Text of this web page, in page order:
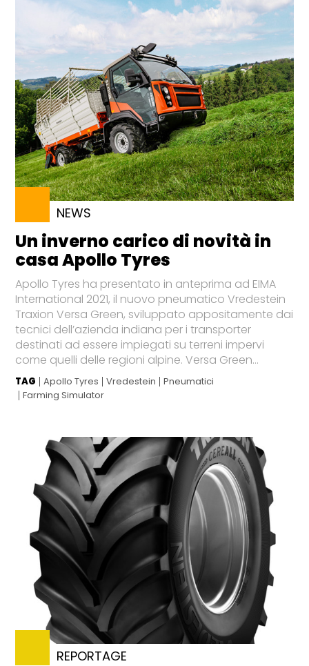
NEWS
Un inverno carico di novità in
casa Apollo Tyres
Apollo Tyres ha presentato in anteprima ad EIMA
International 2021, il nuovo pneumatico Vredestein
Traxion Versa Green, sviluppato appositamente dai
tecnici dell’azienda indiana per i transporter
destinati ad essere impiegati su terreni impervi
come quelli delle regioni alpine. Versa Green...
TAG Apollo Tyres Vredestein
Pneumatici
Farming Simulator
REPORTAGE